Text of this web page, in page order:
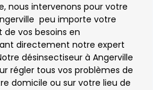
nous intervenons pour votre
peu importe votre
vos besoins en
directement notre expert
désinsectiseur à Angerville
régler tous vos problèmes de
domicile ou sur votre lieu de